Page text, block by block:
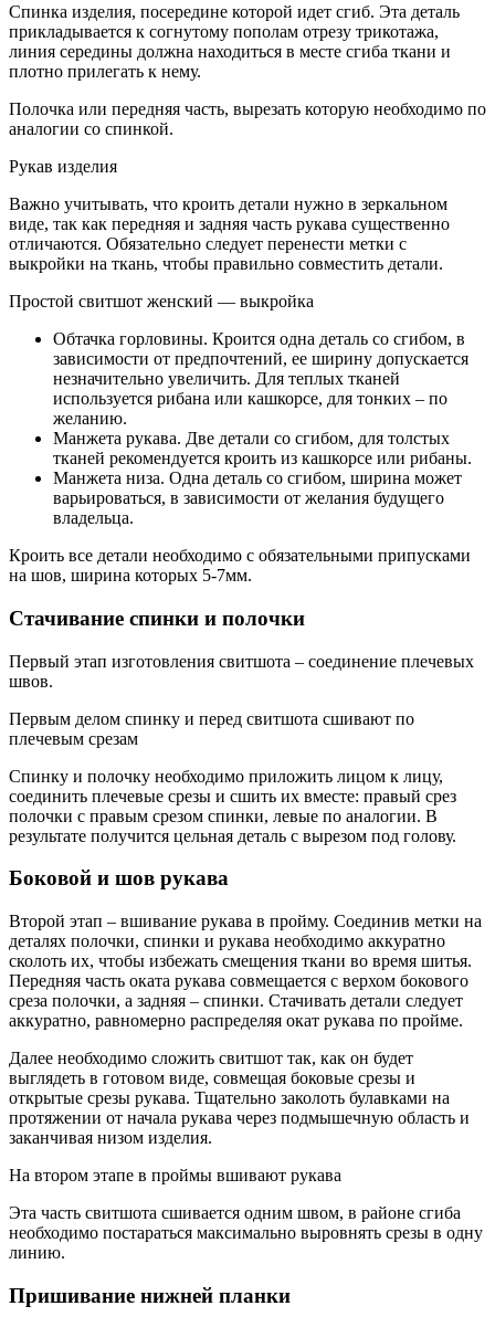
Спинка изделия, посередине которой идет сгиб. Эта деталь
прикладывается к согнутому пополам отрезу трикотажа,
линия середины должна находиться в месте сгиба ткани и
плотно прилегать к нему.
Полочка или передняя часть, вырезать которую необходимо по
аналогии со спинкой.
Рукав изделия
Важно учитывать, что кроить детали нужно в зеркальном
виде, так как передняя и задняя часть рукава существенно
отличаются. Обязательно следует перенести метки с
выкройки на ткань, чтобы правильно совместить детали.
Простой свитшот женский — выкройка
Обтачка горловины. Кроится одна деталь со сгибом, в
зависимости от предпочтений, ее ширину допускается
незначительно увеличить. Для теплых тканей
используется рибана или кашкорсе, для тонких – по
желанию.
Манжета рукава. Две детали со сгибом, для толстых
тканей рекомендуется кроить из кашкорсе или рибаны.
Манжета низа. Одна деталь со сгибом, ширина может
варьироваться, в зависимости от желания будущего
владельца.
Кроить все детали необходимо с обязательными припусками
на шов, ширина которых 5-7мм.
Стачивание спинки и полочки
Первый этап изготовления свитшота – соединение плечевых
швов.
Первым делом спинку и перед свитшота сшивают по
плечевым срезам
Спинку и полочку необходимо приложить лицом к лицу,
соединить плечевые срезы и сшить их вместе: правый срез
полочки с правым срезом спинки, левые по аналогии. В
результате получится цельная деталь с вырезом под голову.
Боковой и шов рукава
Второй этап – вшивание рукава в пройму. Соединив метки на
деталях полочки, спинки и рукава необходимо аккуратно
сколоть их, чтобы избежать смещения ткани во время шитья.
Передняя часть оката рукава совмещается с верхом бокового
среза полочки, а задняя – спинки. Стачивать детали следует
аккуратно, равномерно распределяя окат рукава по пройме.
Далее необходимо сложить свитшот так, как он будет
выглядеть в готовом виде, совмещая боковые срезы и
открытые срезы рукава. Тщательно заколоть булавками на
протяжении от начала рукава через подмышечную область и
заканчивая низом изделия.
На втором этапе в проймы вшивают рукава
Эта часть свитшота сшивается одним швом, в районе сгиба
необходимо постараться максимально выровнять срезы в одну
линию.
Пришивание нижней планки